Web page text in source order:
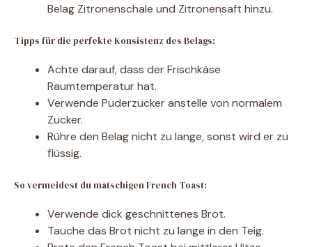
Belag Zitronenschale und Zitronensaft hinzu.
Tipps für die perfekte Konsistenz des Belags:
Achte darauf, dass der Frischkäse
Raumtemperatur hat.
Verwende Puderzucker anstelle von normalem
Zucker.
Rühre den Belag nicht zu lange, sonst wird er zu
flüssig.
So vermeidest du matschigen French Toast:
Verwende dick geschnittenes Brot.
Tauche das Brot nicht zu lange in den Teig.